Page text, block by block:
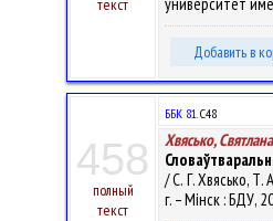
текст
Добавить в
458
полный
текст
ББК 81.С48
Хвясько,
/ С. Г. Хвясько,
г. – Мінск : БДУ,